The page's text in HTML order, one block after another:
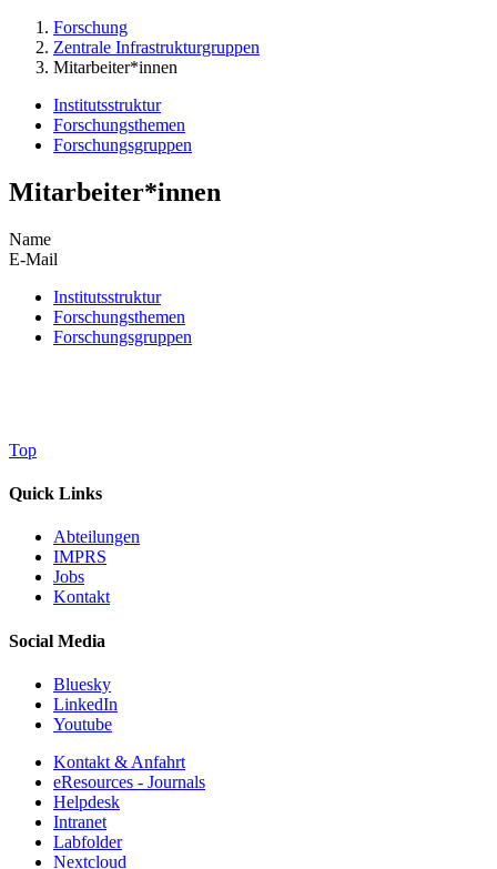
Forschung
Zentrale Infrastrukturgruppen
Mitarbeiter*innen
Institutsstruktur
Forschungsthemen
Forschungsgruppen
Mitarbeiter*innen
Name
E-Mail
Institutsstruktur
Forschungsthemen
Forschungsgruppen
Top
Quick Links
Abteilungen
IMPRS
Jobs
Kontakt
Social Media
Bluesky
LinkedIn
Youtube
Kontakt & Anfahrt
eResources - Journals
Helpdesk
Intranet
Labfolder
Nextcloud